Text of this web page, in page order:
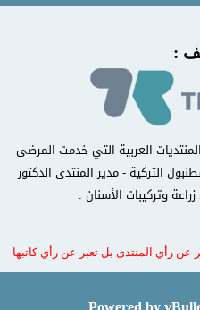
:
العربية التي خدمت المرضى
التركية - مدير المنتدى الدكتور
وتركيبات الأسنان .
عن رأي المنتدى بل تعبر عن رأي كاتبها
Powered by